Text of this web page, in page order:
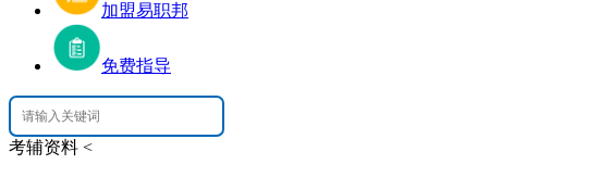
加盟易职邦
免费指导
考辅资料 <